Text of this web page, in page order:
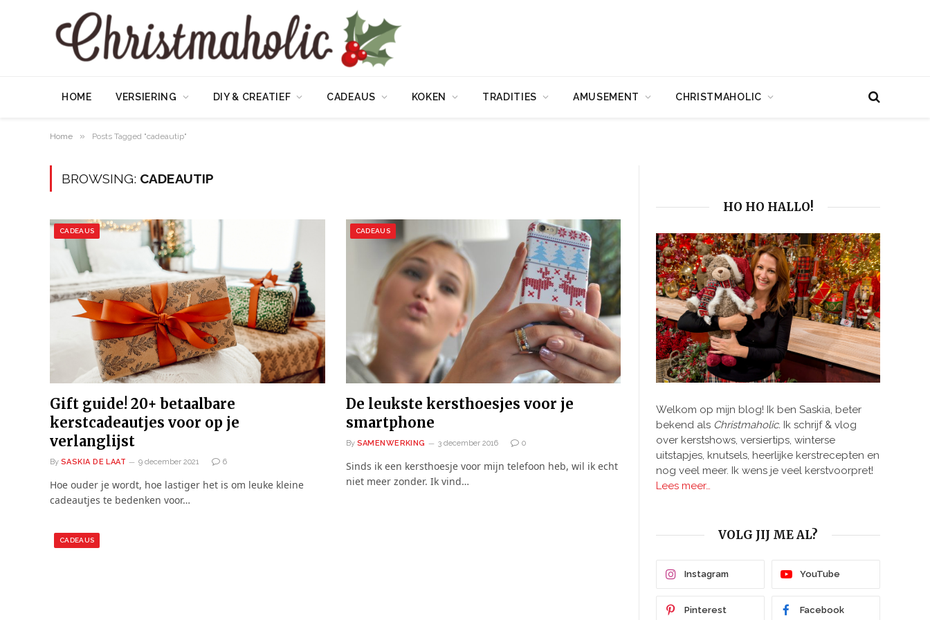
HOME VERSIERING DIY & CREATIEF CADEAUS KOKEN TRADITIES AMUSEMENT CHRISTMAHOLIC
Home » Posts Tagged "cadeautip"
BROWSING: CADEAUTIP
CADEAUS
Gift guide! 20+ betaalbare
kerstcadeautjes voor op je
verlanglijst
By SASKIA DE LAAT 9 december 2021 6
Hoe ouder je wordt, hoe lastiger het is om leuke kleine
cadeautjes te bedenken voor…
CADEAUS
De leukste kersthoesjes voor je
smartphone
By SAMENWERKING 3 december 2016 0
Sinds ik een kersthoesje voor mijn telefoon heb, wil ik echt
niet meer zonder. Ik vind…
CADEAUS
HO HO HALLO!
Welkom op mijn blog! Ik ben Saskia, beter
bekend als Christmaholic. Ik schrijf & vlog
over kerstshows, versiertips, winterse
uitstapjes, knutsels, heerlijke kerstrecepten en
nog veel meer. Ik wens je veel kerstvoorpret!
Lees meer…
VOLG JIJ ME AL?
Instagram YouTube
Pinterest Facebook